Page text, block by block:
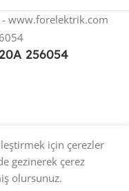
- www.forelektrik.com
için çerezler
gezinerek çerez
olursunuz.
256054